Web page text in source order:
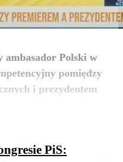
ambasador Polski w
pomiędzy
i prezydentem
więcej
PiS: